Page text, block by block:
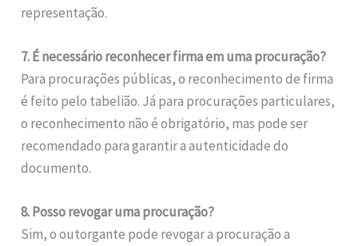
representação.
7. É necessário reconhecer firma em uma procuração?
Para procurações públicas, o reconhecimento de firma
é feito pelo tabelião. Já para procurações particulares,
o reconhecimento não é obrigatório, mas pode ser
recomendado para garantir a autenticidade do
documento.
8. Posso revogar uma procuração?
Sim, o outorgante pode revogar a procuração a